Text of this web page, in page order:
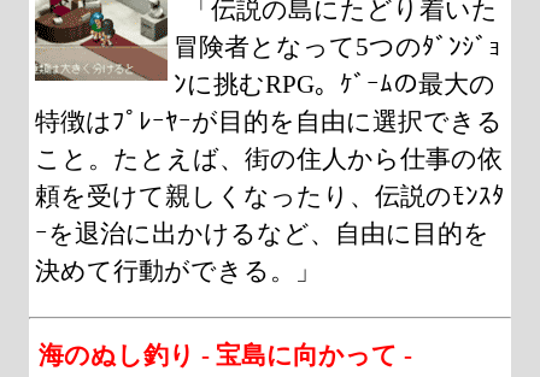
「伝説の島にたどり着いた
冒険者となって5つのﾀﾞﾝｼﾞｮ
ﾝに挑むRPG。ｹﾞｰﾑの最大の
特徴はﾌﾟﾚｰﾔｰが目的を自由に選択できる
こと。たとえば、街の住人から仕事の依
頼を受けて親しくなったり、伝説のﾓﾝｽﾀ
ｰを退治に出かけるなど、自由に目的を
決めて行動ができる。」
海のぬし釣り - 宝島に向かって -